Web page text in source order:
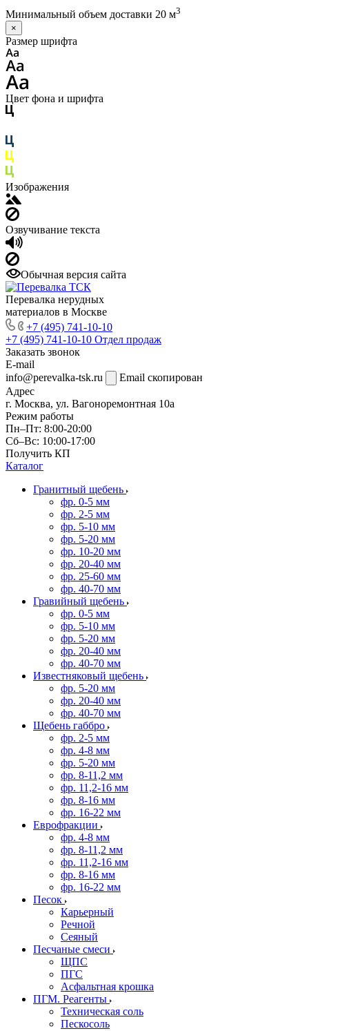
Минимальный объем доставки 20 м3
×
Размер шрифта
Цвет фона и шрифта
Изображения
Озвучивание текста
Обычная версия сайта
Перевалка нерудных
материалов в Москве
+7 (495) 741-10-10
+7 (495) 741-10-10 Отдел продаж
Заказать звонок
E-mail
info@perevalka-tsk.ru
Email скопирован
Адрес
г. Москва, ул. Вагоноремонтная 10а
Режим работы
Пн–Пт: 8:00-20:00
Сб–Вс: 10:00-17:00
Получить КП
Каталог
Гранитный щебень
фр. 0-5 мм
фр. 2-5 мм
фр. 5-10 мм
фр. 5-20 мм
фр. 10-20 мм
фр. 20-40 мм
фр. 25-60 мм
фр. 40-70 мм
Гравийный щебень
фр. 0-5 мм
фр. 5-10 мм
фр. 5-20 мм
фр. 20-40 мм
фр. 40-70 мм
Известняковый щебень
фр. 5-20 мм
фр. 20-40 мм
фр. 40-70 мм
Щебень габбро
фр. 2-5 мм
фр. 4-8 мм
фр. 5-20 мм
фр. 8-11,2 мм
фр. 11,2-16 мм
фр. 8-16 мм
фр. 16-22 мм
Еврофракции
фр. 4-8 мм
фр. 8-11,2 мм
фр. 11,2-16 мм
фр. 8-16 мм
фр. 16-22 мм
Песок
Карьерный
Речной
Сеяный
Песчаные смеси
ЩПС
ПГС
Асфальтная крошка
ПГМ. Реагенты
Техническая соль
Пескосоль